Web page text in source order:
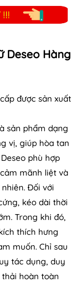
Deseo Hàng
được sản xuất
sản phẩm dạng
vị, giúp hòa tan
phù hợp
mãnh liệt và
Đối với
kéo dài thời
Trong khi đó,
thích hưng
muốn. Chỉ sau
tác dụng, duy
hoàn toàn